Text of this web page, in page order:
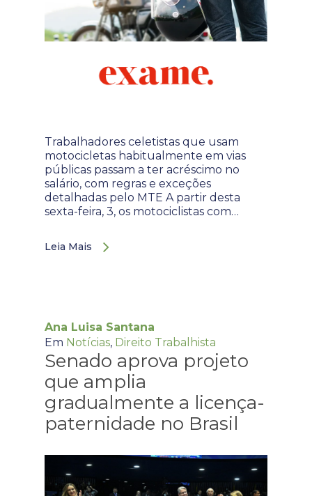
Trabalhadores celetistas que usam
motocicletas habitualmente em vias
públicas passam a ter acréscimo no
salário, com regras e exceções
detalhadas pelo MTE A partir desta
sexta-feira, 3, os motociclistas com…
Leia Mais
Ana Luisa Santana
Em Notícias, Direito Trabalhista
Senado aprova projeto
que amplia
gradualmente a licença-
paternidade no Brasil